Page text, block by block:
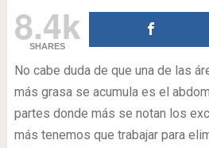
8.4k
SHARES
No cabe duda de que una de las
más grasa se acumula es el
partes donde más se notan los
más tenemos que trabajar para